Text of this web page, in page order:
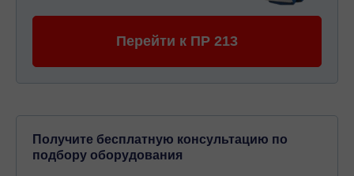
Перейти к ПР 213
Получите бесплатную консультацию по
подбору оборудования